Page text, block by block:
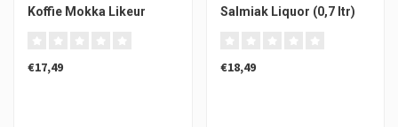
Koffie Mokka Likeur
€17,49
Salmiak Liquor (0,7 ltr)
€18,49